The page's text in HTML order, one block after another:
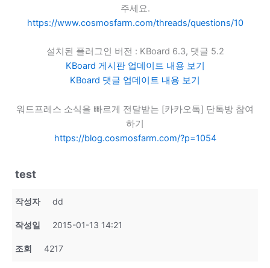
주세요.
https://www.cosmosfarm.com/threads/questions/10
설치된 플러그인 버전 : KBoard 6.3, 댓글 5.2
KBoard 게시판 업데이트 내용 보기
KBoard 댓글 업데이트 내용 보기
워드프레스 소식을 빠르게 전달받는 [카카오톡] 단톡방 참여
하기
https://blog.cosmosfarm.com/?p=1054
test
작성자 dd
작성일 2015-01-13 14:21
조회 4217